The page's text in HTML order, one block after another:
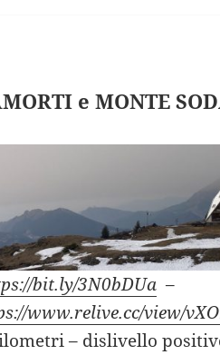
e MONTE
bit.ly/3N0bDUa –
www.relive.cc/view/
– dislivello